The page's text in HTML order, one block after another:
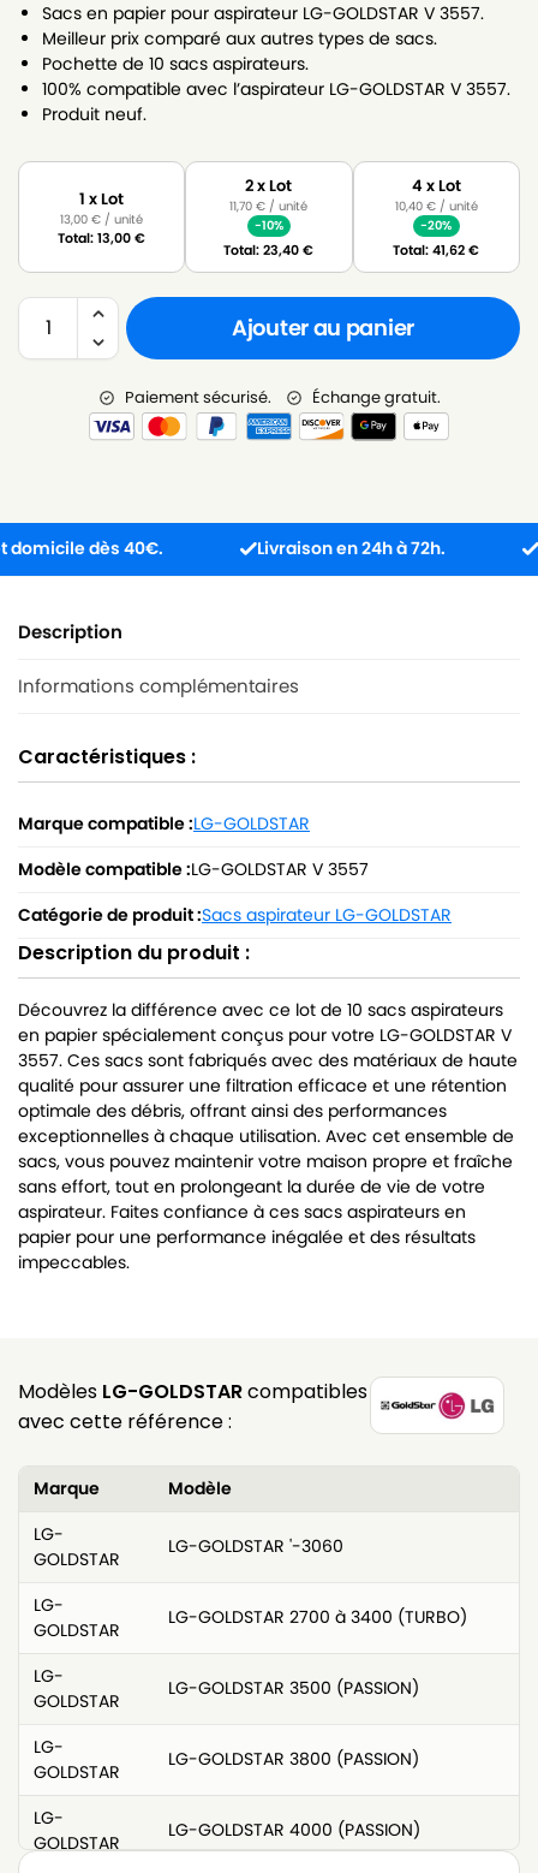
Sacs en papier pour aspirateur LG-GOLDSTAR V 3557.
Meilleur prix comparé aux autres types de sacs.
Pochette de 10 sacs aspirateurs.
100% compatible avec l’aspirateur LG-GOLDSTAR V 3557.
Produit neuf.
1 x Lot
13,00€ / unité
Total:13,00€
2 x Lot
11,70€ / unité
-10%
Total:23,40€
4 x Lot
10,40 €/ unité
-20%
Total:41,62€
Ajouter au panier
Paiement sécurisé. Échange gratuit.
dès 40€. Livraison en 24h à 72h.
Description
Informations complémentaires
Caractéristiques :
Marque compatible :LG-GOLDSTAR
Modèle compatible :LG-GOLDSTAR V 3557
Catégorie de produit :Sacs aspirateur LG-GOLDSTAR
Description du produit :
Découvrez la différence avec ce lot de 10 sacs aspirateurs
en papier spécialement conçus pour votre LG-GOLDSTAR V
3557. Ces sacs sont fabriqués avec des matériaux de haute
qualité pour assurer une filtration efficace et une rétention
optimale des débris, offrant ainsi des performances
exceptionnelles à chaque utilisation. Avec cet ensemble de
sacs, vous pouvez maintenir votre maison propre et fraîche
sans effort, tout en prolongeant la durée de vie de votre
aspirateur. Faites confiance à ces sacs aspirateurs en
papier pour une performance inégalée et des résultats
impeccables.
Modèles LG-GOLDSTARcompatibles
avec cette référence :
Marque
Modèle
LG-
GOLDSTAR
LG-GOLDSTAR '-3060
LG-
GOLDSTAR
LG-GOLDSTAR 2700 à 3400 (TURBO)
LG-
GOLDSTAR
LG-GOLDSTAR 3500 (PASSION)
LG-
GOLDSTAR
LG-GOLDSTAR 3800 (PASSION)
LG-
GOLDSTAR
LG-GOLDSTAR 4000 (PASSION)